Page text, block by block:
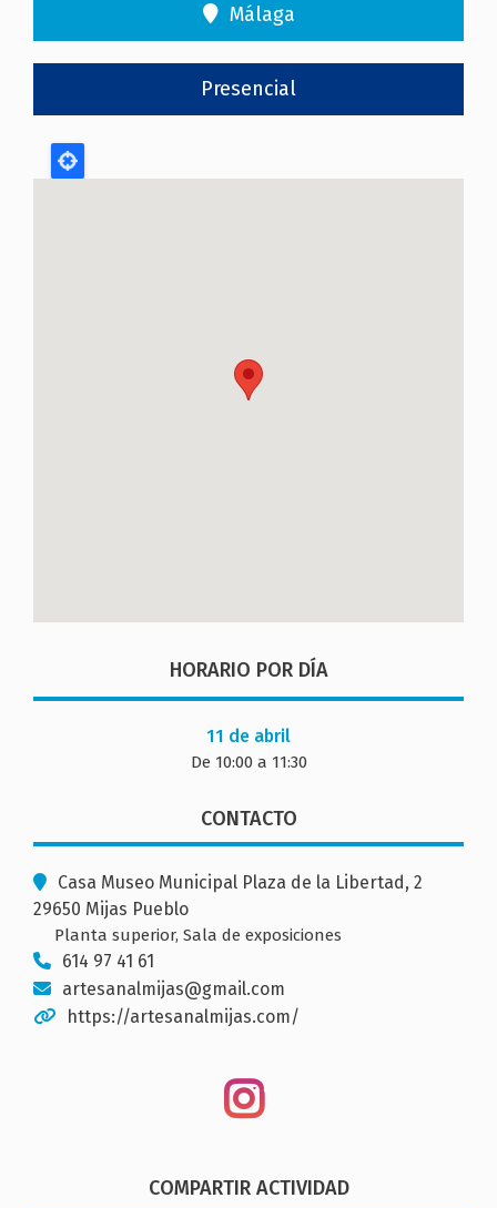
Málaga
Presencial
HORARIO POR DÍA
11 de abril
De 10:00 a 11:30
CONTACTO
Casa Museo Municipal Plaza de la Libertad, 2
29650 Mijas Pueblo
Planta superior, Sala de exposiciones
614 97 41 61
artesanalmijas@gmail.com
https://artesanalmijas.com/
COMPARTIR ACTIVIDAD